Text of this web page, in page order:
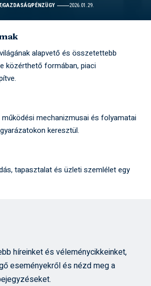
GAZDASÁGPÉNZÜGY 2026.01.29.
alapvető és összetettebb
közérthető formában, piaci
mechanizmusai és folyamatai
keresztül.
tapasztalat és üzleti szemlélet egy
híreinket és véleménycikkeinket,
eseményekről és nézd meg a